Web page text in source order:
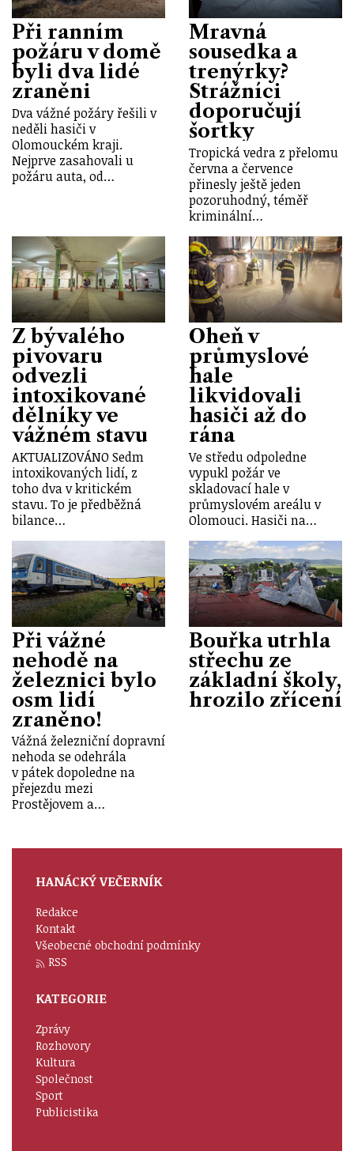
Při ranním
požáru v domě
byli dva lidé
zraněni
Dva vážné požáry řešili v
neděli hasiči v
Olomouckém kraji.
Nejprve zasahovali u
požáru auta, od…
Mravná
sousedka a
trenýrky?
Strážníci
doporučují
šortky
Tropická vedra z přelomu
června a července
přinesly ještě jeden
pozoruhodný, téměř
kriminální…
Z bývalého
pivovaru
odvezli
intoxikované
dělníky ve
vážném stavu
AKTUALIZOVÁNO Sedm
intoxikovaných lidí, z
toho dva v kritickém
stavu. To je předběžná
bilance…
Oheň v
průmyslové
hale
likvidovali
hasiči až do
rána
Ve středu odpoledne
vypukl požár ve
skladovací hale v
průmyslovém areálu v
Olomouci. Hasiči na…
Při vážné
nehodě na
železnici bylo
osm lidí
zraněno!
Vážná železniční dopravní
nehoda se odehrála
v pátek dopoledne na
přejezdu mezi
Prostějovem a…
Bouřka utrhla
střechu ze
základní školy,
hrozilo zřícení
HANÁCKÝ VEČERNÍK
Redakce
Kontakt
Všeobecné obchodní podmínky
RSS
KATEGORIE
Zprávy
Rozhovory
Kultura
Společnost
Sport
Publicistika